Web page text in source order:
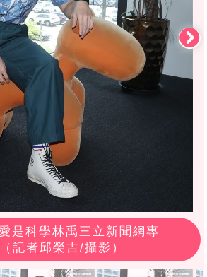
是科學林禹三立新聞網專
記者邱榮吉/攝影）